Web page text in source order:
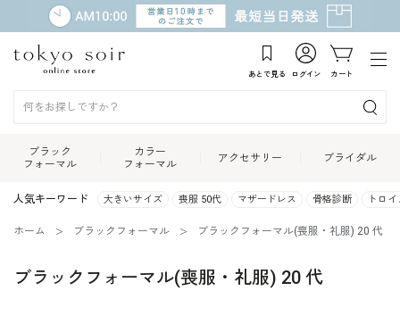
あとで見る ログイン カート
ブラック
フォーマル
カラー
フォーマル
アクセサリー ブライダル
人気キーワード 大きいサイズ 喪服 50代 マザードレス 骨格診断 トロ
ホーム ブラックフォーマル ブラックフォーマル(喪服・礼服) 20 代
ブラックフォーマル(喪服・礼服) 20 代